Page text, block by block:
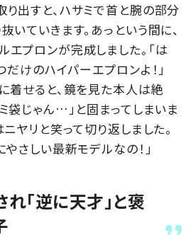
出すと、ハサミで首と腕の部分
いていきます。あっという間に、
プロンが完成しました。「は
けのハイパーエプロンよ！」
着せると、鏡を見た本人は絶
じゃん…」と固まってしまいま
ニヤリと笑って切り返しました。
やさしい最新モデルなの！」
「逆に天才」と褒